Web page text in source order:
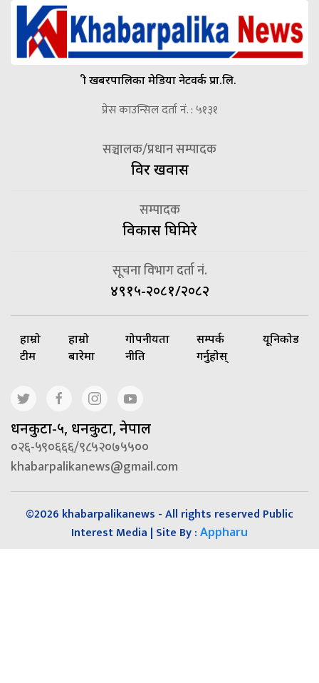
श्री खबरपालिका मेडिया नेटवर्क प्रा.लि.
प्रेस काउन्सिल दर्ता नं. : ५१३१
सञ्चालक/प्रधान सम्पादक
विदुर खवास
सम्पादक
विकास घिमिरे
सूचना विभाग दर्ता नं.
४९१५-२०८१/२०८२
हाम्रो
टीम
हाम्रो
बारेमा
गोपनीयता
नीति
सम्पर्क
गर्नुहोस्
यूनिकोड
धनकुटा-५, धनकुटा, नेपाल
०२६-५९०६६६/९८५२०७५५००
khabarpalikanews@gmail.com
©2026 khabarpalikanews - All rights reserved Public
Interest Media | Site By : Appharu